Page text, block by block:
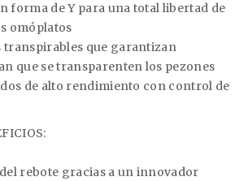
forma de Y para una total libertad de
omóplatos
transpirables que garantizan
que se transparenten los pezones
de alto rendimiento con control de
rebote gracias a un innovador